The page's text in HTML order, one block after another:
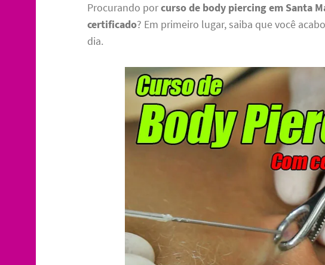
Procurando porcurso de body piercing em Santa
certificado? Em primeiro lugar, saiba que você
dia.